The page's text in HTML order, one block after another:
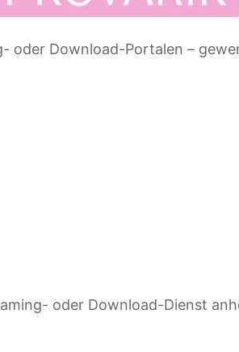
oder Download-Portalen –
oder Download-Dienst